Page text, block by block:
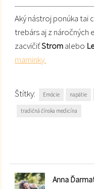
Aký nástroj ponúka tai
trebárs aj z náročných
zacvičiťStromalebo
maminky.
Štítky: Emócie napätie
tradičná čínska medicína
Anna